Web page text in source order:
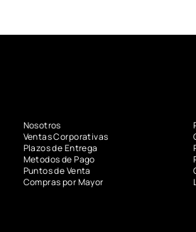
Nosotros
Ventas Corporativas
Plazos de Entrega
Metodos de Pago
Puntos de Venta
Compras por Mayor